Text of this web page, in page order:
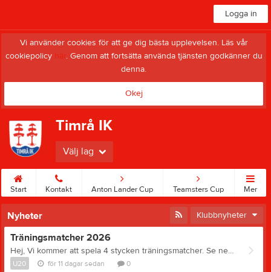
Logga in
Vi använder cookies för att ge dig bästa upplevelsen. Läs vår
cookiepolicy här. Genom att fortsätta använda tjänsten godkänner du
denna.
Okej
Timrå IK
Välj lag
Start Kontakt Anton Lander Cup Teamsters Cup Mer
Nyheter Klubbnyheter
Träningsmatcher 2026
Hej, Vi kommer att spela 4 stycken träningsmatcher. Se nedan; 12/8 Björklöven 17.00 (hemma) 16/8 Björklöven 17.00 (borta) 18/8 Modo 15.00 (borta) 27/8 Modo 19.00 (hemma) Seriespelet startar helgen 5-6 september.
U20 för 11 dagar sedan 0